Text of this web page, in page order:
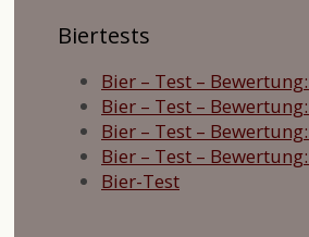
Biertests
Bier – Test –
Bier – Test –
Bier – Test –
Bier – Test –
Bier-Test